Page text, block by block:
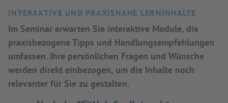
INTERAKTIVE UND PRAXISNAHE LERNINHALTE
Im Seminar erwarten Sie interaktive Module, die
praxisbezogene Tipps und Handlungsempfehlungen
umfassen. Ihre persönlichen Fragen und Wünsche
werden direkt einbezogen, um die Inhalte noch
relevanter für Sie zu gestalten.